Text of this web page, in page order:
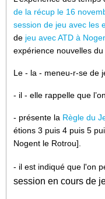
de la récup le 16
session de jeu avec les
de jeu avec ATD à
expérience nouvelles
Le - la - meneu-r-se de
- il - elle rappelle que
- présente la Règle du
étions 3 puis 4 puis 5
Nogent le Rotrou].
- il est indiqué que l'on
session en cours de